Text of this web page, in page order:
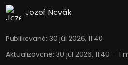
Jozef Novák
Publikované: 30 júl 2026, 11:40
Aktualizované: 30 júl 2026, 11:40 1